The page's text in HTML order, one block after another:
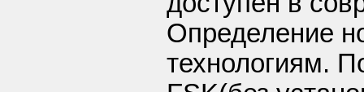
Определение
технологиям.